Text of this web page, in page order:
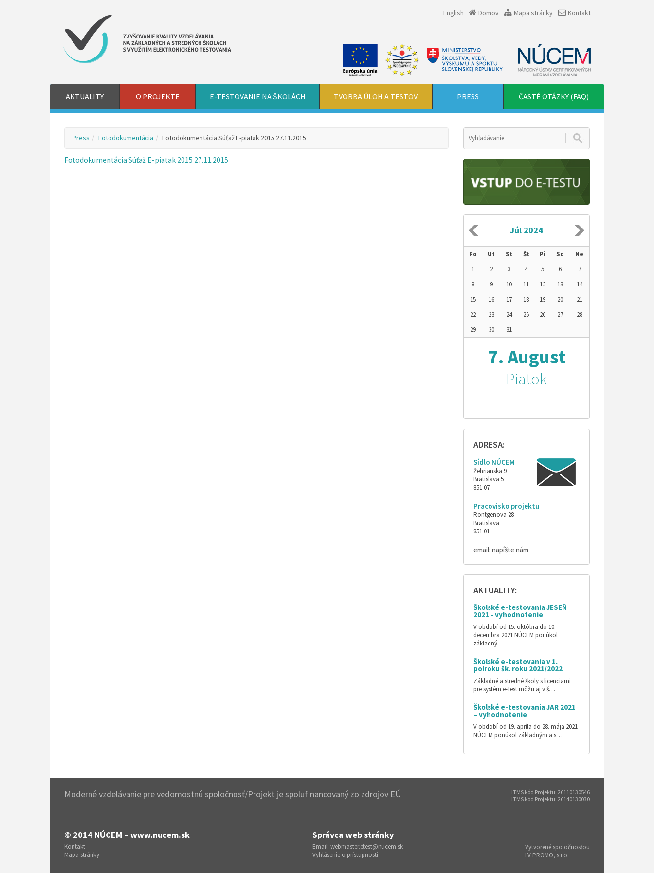
English Domov Mapa stránky Kontakt
AKTUALITY O PROJEKTE E-TESTOVANIE NA ŠKOLÁCH TVORBA ÚLOH A TESTOV PRESS ČASTÉ OTÁZKY (FAQ)
Press Fotodokumentácia Fotodokumentácia Súťaž E-piatak 2015 27.11.2015
Fotodokumentácia Súťaž E-piatak 2015 27.11.2015
Júl 2024
Po Ut St Št Pi So
Ne
1
2 3 4 5 6
7
8
9 10 11 12 13
14
15
16 17 18 19 20
21
22
23 24 25 26 27
28
29
30 31
7. August
Piatok
ADRESA:
Sídlo NÚCEM
Žehrianska 9
Bratislava 5
851 07
Pracovisko projektu
Röntgenova 28
Bratislava
851 01
email: napíšte nám
AKTUALITY:
Školské e-testovania JESEŇ
2021 - vyhodnotenie
V období od 15. októbra do 10.
decembra 2021 NÚCEM ponúkol
základný…
Školské e-testovania v 1.
polroku šk. roku 2021/2022
Základné a stredné školy s licenciami
pre systém e-Test môžu aj v š…
Školské e-testovania JAR 2021
– vyhodnotenie
V období od 19. apríla do 28. mája 2021
NÚCEM ponúkol základným a s…
Moderné vzdelávanie pre vedomostnú spoločnosť/Projekt je spolufinancovaný zo zdrojov EÚ
ITMS kód Projektu: 26110130546
ITMS kód Projektu: 26140130030
© 2014 NÚCEM – www.nucem.sk
Kontakt
Mapa stránky
Správca web stránky
Email: webmaster.etest@nucem.sk
Vyhlásenie o prístupnosti
Vytvorené spoločnosťou
LV PROMO, s.r.o.